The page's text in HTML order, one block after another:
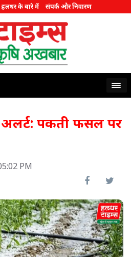
हलधर के बारे में संपर्क और निवारण
अलर्ट: पकती फसल पर
PM